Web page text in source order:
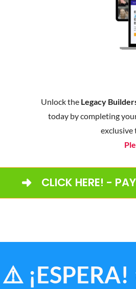
Unlock the Legacy
today by completing
exclusive
CLICK HERE! -
⚠️